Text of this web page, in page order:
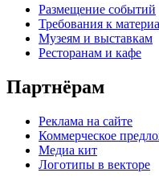
Размещение событий
Требования к
Музеям и выставкам
Ресторанам и кафе
Партнёрам
Реклама на сайте
Коммерческое
Медиа кит
Логотипы в векторе